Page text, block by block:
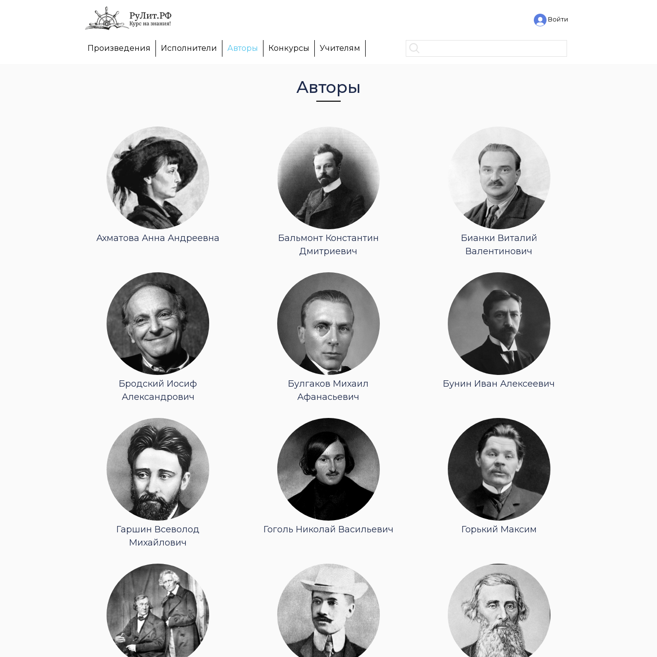
Войти
Произведения Исполнители Авторы Конкурсы Учителям
Авторы
Ахматова Анна Андреевна
Бальмонт Константин
Дмитриевич
Бианки Виталий
Валентинович
Бродский Иосиф
Александрович
Булгаков Михаил
Афанасьевич
Бунин Иван Алексеевич
Гаршин Всеволод
Михайлович
Гоголь Николай Васильевич Горький Максим